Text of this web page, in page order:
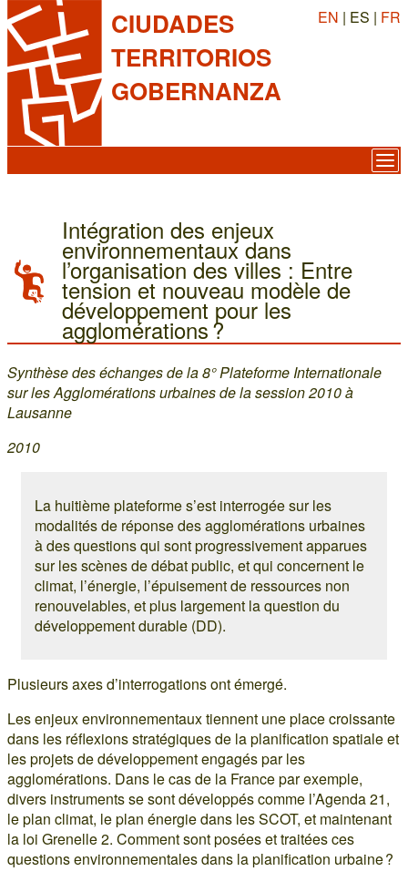
CIUDADES
TERRITORIOS
GOBERNANZA
EN | ES | FR
Intégration des enjeux
environnementaux dans
l’organisation des villes : Entre
tension et nouveau modèle de
développement pour les
agglomérations ?
Synthèse des échanges de la 8° Plateforme Internationale
sur les Agglomérations urbaines de la session 2010 à
Lausanne
2010
La huitième plateforme s’est interrogée sur les
modalités de réponse des agglomérations urbaines
à des questions qui sont progressivement apparues
sur les scènes de débat public, et qui concernent le
climat, l’énergie, l’épuisement de ressources non
renouvelables, et plus largement la question du
développement durable (DD).
Plusieurs axes d’interrogations ont émergé.
Les enjeux environnementaux tiennent une place croissante
dans les réflexions stratégiques de la planification spatiale et
les projets de développement engagés par les
agglomérations. Dans le cas de la France par exemple,
divers instruments se sont développés comme l’Agenda 21,
le plan climat, le plan énergie dans les SCOT, et maintenant
la loi Grenelle 2. Comment sont posées et traitées ces
questions environnementales dans la planification urbaine ?